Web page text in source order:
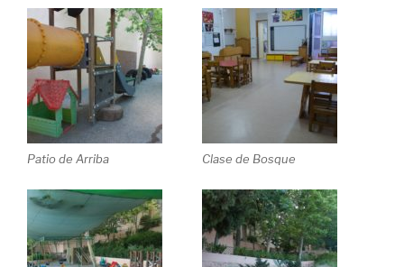
Patio de Arriba Clase de Bosque